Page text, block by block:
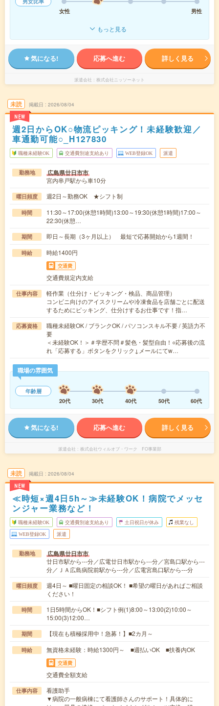
女性
男性
もっと見る
気になる! 応募へ進む 詳しく見る
派遣会社 株式会社ニッソーネット
未読
NEW
掲載日 2026/08/04
週2日からOK○物流ピッキング！未経験歓迎／
車通勤可能○_H127830
職種未経験OK 交通費別途支給あり WEB登録OK 派遣
勤務地 広島県廿日市市
宮内串戸駅から車10分
曜日頻度 週2日～勤務OK ★シフト制
時間
11:30～17:00(休憩1時間)13:00～19:30(休憩1時間)17:00～
22:30(休憩…
期間 即日～長期（3ヶ月以上） 最短で応募開始から1週間！
時給 時給1400円
交通費
交通費規定内支給
仕事内容
軽作業（仕分け・ピッキング・検品、商品管理）
コンビニ向けのアイスクリームや冷凍食品を店舗ごとに配送
するためにピッキング、仕分けするお仕事です！指…
応募資格
職種未経験OK / ブランクOK / パソコンスキル不要 / 英語力不
要
＜未経験OK！＞＃学歴不問＃髪色・髪型自由！○応募後の流
れ「応募する」ボタンをクリック↓メールにてw…
職場の雰囲気
年齢層
20代
30代 40代 50代 60代
気になる! 応募へ進む 詳しく見る
派遣会社 株式会社ウィルオブ・ワーク FO事業部
未読
NEW
掲載日 2026/08/04
≪時短×週4日5h～≫未経験OK！病院でメッセ
ンジャー業務など！
職種未経験OK 交通費別途支給あり 土日祝日が休み 残業なし
WEB登録OK 派遣
勤務地 広島県廿日市市
廿日市駅から---分／広電廿日市駅から---分／宮島口駅から---
分／ＪＡ広島病院前駅から---分／広電宮島口駅から---分
曜日頻度
週4日～ ■曜日固定の相談OK！ ■希望の曜日があればご相談
ください！
時間
1日5時間からOK！■シフト例(1)8:00～13:00(2)10:00～
15:00(3)12:00…
期間 【現在も積極採用中！急募！】■2カ月～
時給 無資格未経験：時給1300円～ ■週払いOK ■扶養内OK
交通費
交通費全額支給
仕事内容
看護助手
▼病院の一般病棟にて看護師さんのサポート！具体的に